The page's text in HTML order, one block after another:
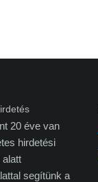
20 éve van
hirdetési
alatt
segítünk a